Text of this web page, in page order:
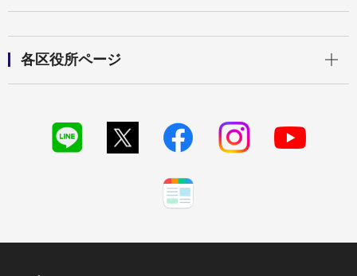
各区役所ページ